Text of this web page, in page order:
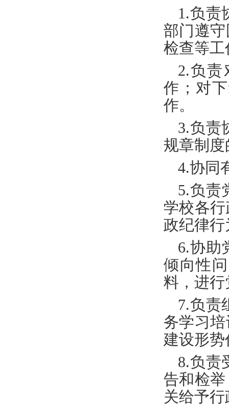
1.负责
部门遵
检查等工
2.负责
作；对
作。
3.负责
规章制
4.协同
5.负责
学校各
政纪律
6.协助
倾向性
料，进
7.负责
务学习
建设形
8.负责
告和检
关给予